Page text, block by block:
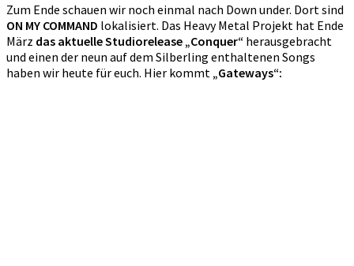
Zum Ende schauen wir noch einmal nach Down under. Dort sind
ON MY COMMAND lokalisiert. Das Heavy Metal Projekt hat Ende
März das aktuelle Studiorelease „Conquer“ herausgebracht
und einen der neun auf dem Silberling enthaltenen Songs
haben wir heute für euch. Hier kommt „Gateways“: